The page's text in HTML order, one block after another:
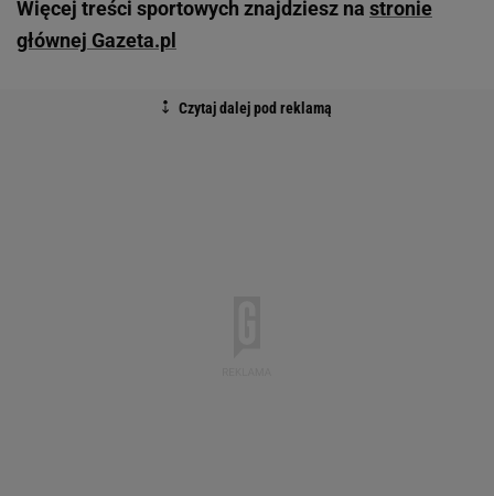
Więcej treści sportowych znajdziesz na stronie
głównej Gazeta.pl